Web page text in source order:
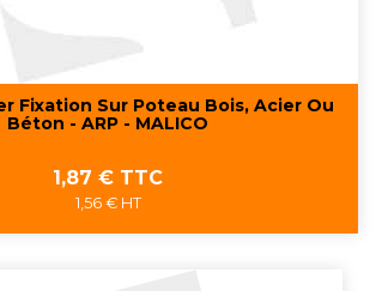
Fixation Sur Poteau Bois, Acier Ou
Béton - ARP - MALICO
Prix
1,87 € TTC
1,56 € HT